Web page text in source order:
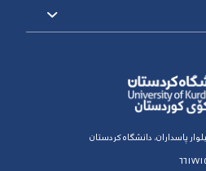
پاسداران، دانشگاه کردستان